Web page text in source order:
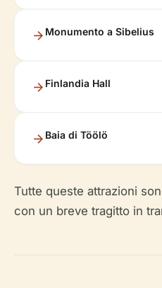
Monumento a Sibelius
Finlandia Hall
Baia di Töölö
Tutte queste attrazioni
con un breve tragitto in